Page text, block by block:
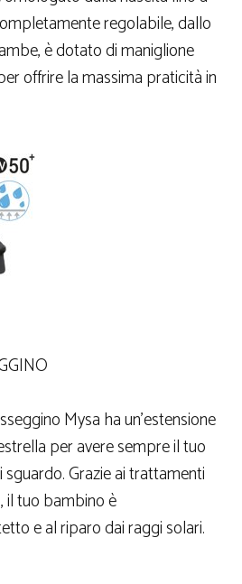
regolabile, dallo
è dotato di maniglione
offrire la massima praticità in
Mysa ha un’estensione
per avere sempre il tuo
Grazie ai trattamenti
il tuo bambino è
e al riparo dai raggi solari.